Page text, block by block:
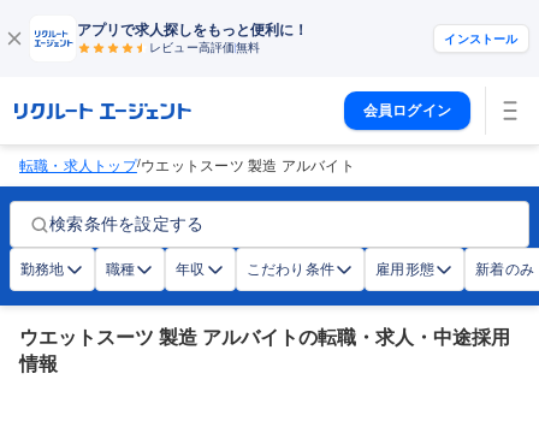
アプリで求人探しをもっと便利に！
レビュー高評価無料
インストール
会員ログイン
転職・求人トップ/ウエットスーツ 製造 アルバイト
検索条件を設定する
勤務地 職種 年収 こだわり条件 雇用形態 新着のみ
ウエットスーツ 製造 アルバイトの転職・求人・中途採用
情報